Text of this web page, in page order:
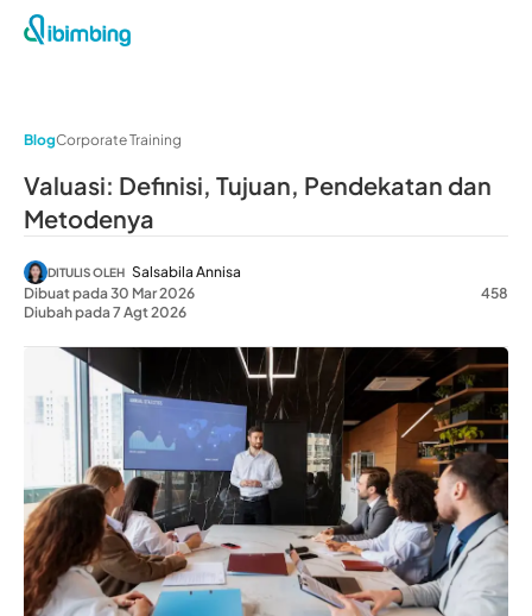
BlogCorporate Training
Valuasi: Definisi, Tujuan, Pendekatan dan
Metodenya
DITULIS OLEH Salsabila Annisa
Dibuat pada 30 Mar 2026
Diubah pada 7 Agt 2026
458